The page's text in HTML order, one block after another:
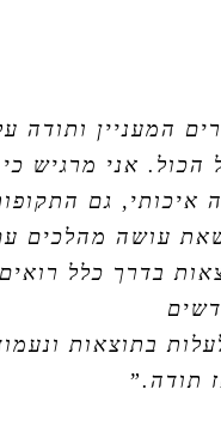
המעניין ותודה
אני מרגיש כי
איכותי, גם
שאת עושה מהלכים
בדרך כלל רואים
בתוצאות
תודה.”